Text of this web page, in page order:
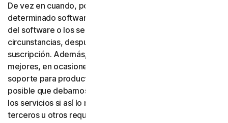
De vez en cuando, podemos dejar de ofrecer o eliminar
determinado software, servicios o funciones específicas
del software o los servicios. En determinadas
circunstancias, después de hacerlo, no podrá renovar su
suscripción. Además, para poder crear cosas nuevas y
mejores, en ocasiones debemos dejar de ofrecer
soporte para productos más antiguos. También es
posible que debamos modificar funciones del software y
los servicios si así lo requieren plataformas y software de
terceros u otros requisitos fuera de nuestro control.